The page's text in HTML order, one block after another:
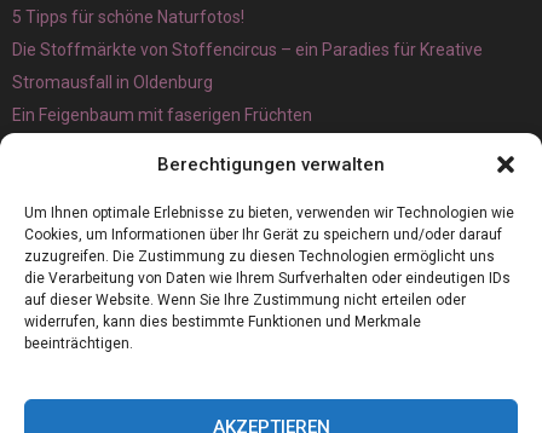
Berechtigungen verwalten
Um Ihnen optimale Erlebnisse zu bieten, verwenden wir Technologien wie
Cookies, um Informationen über Ihr Gerät zu speichern und/oder darauf
zuzugreifen. Die Zustimmung zu diesen Technologien ermöglicht uns
die Verarbeitung von Daten wie Ihrem Surfverhalten oder eindeutigen IDs
auf dieser Website. Wenn Sie Ihre Zustimmung nicht erteilen oder
widerrufen, kann dies bestimmte Funktionen und Merkmale
beeinträchtigen.
AKZEPTIEREN
5 Tipps für schöne Naturfotos!
Die Stoffmärkte von Stoffencircus – ein Paradies für Kreative
Stromausfall in Oldenburg
Ein Feigenbaum mit faserigen Früchten
Magnetangeln